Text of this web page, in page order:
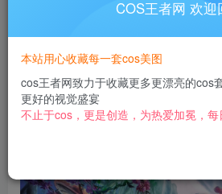
3
黄金会员免费
立即购买
COS王者网 欢迎
本站用心收藏每一套cos美图
cos王者网致力于收藏更多更漂亮的cos
更好的视觉盛宴
不止于cos，更是创造，为热爱加冕，